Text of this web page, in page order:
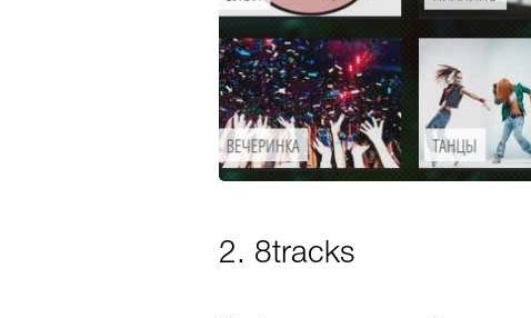
2. 8tracks